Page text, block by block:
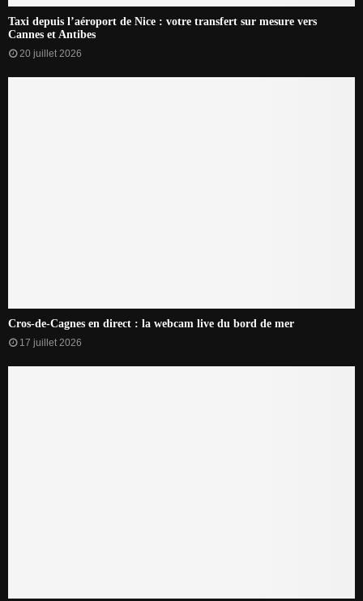
Taxi depuis l’aéroport de Nice : votre transfert sur mesure vers
Cannes et Antibes
20 juillet 2026
Cros-de-Cagnes en direct : la webcam live du bord de mer
17 juillet 2026